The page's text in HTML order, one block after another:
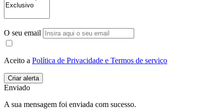
O seu email
Aceito a Política de Privacidade e Termos de serviço
Enviado
A sua mensagem foi enviada com sucesso.